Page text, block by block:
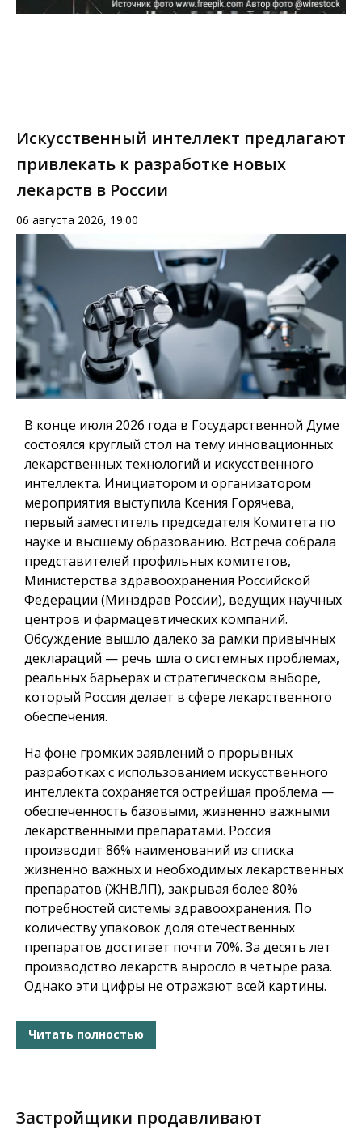
Искусственный интеллект предлагают
привлекать к разработке новых
лекарств в России
06 августа 2026, 19:00
В конце июля 2026 года в Государственной Думе
состоялся круглый стол на тему инновационных
лекарственных технологий и искусственного
интеллекта. Инициатором и организатором
мероприятия выступила Ксения Горячева,
первый заместитель председателя Комитета по
науке и высшему образованию. Встреча собрала
представителей профильных комитетов,
Министерства здравоохранения Российской
Федерации (Минздрав России), ведущих научных
центров и фармацевтических компаний.
Обсуждение вышло далеко за рамки привычных
деклараций — речь шла о системных проблемах,
реальных барьерах и стратегическом выборе,
который Россия делает в сфере лекарственного
обеспечения.
На фоне громких заявлений о прорывных
разработках с использованием искусственного
интеллекта сохраняется острейшая проблема —
обеспеченность базовыми, жизненно важными
лекарственными препаратами. Россия
производит 86% наименований из списка
жизненно важных и необходимых лекарственных
препаратов (ЖНВЛП), закрывая более 80%
потребностей системы здравоохранения. По
количеству упаковок доля отечественных
препаратов достигает почти 70%. За десять лет
производство лекарств выросло в четыре раза.
Однако эти цифры не отражают всей картины.
Читать полностью
Застройщики продавливают